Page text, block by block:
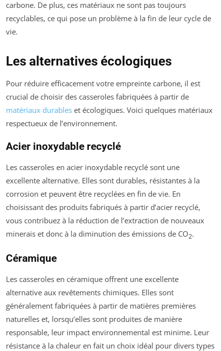
carbone. De plus, ces matériaux ne sont pas toujours
recyclables, ce qui pose un problème à la fin de leur cycle de
vie.
Les alternatives écologiques
Pour réduire efficacement votre empreinte carbone, il est
crucial de choisir des casseroles fabriquées à partir de
matériaux durables et écologiques. Voici quelques matériaux
respectueux de l’environnement.
Acier inoxydable recyclé
Les casseroles en acier inoxydable recyclé sont une
excellente alternative. Elles sont durables, résistantes à la
corrosion et peuvent être recyclées en fin de vie. En
choisissant des produits fabriqués à partir d’acier recyclé,
vous contribuez à la réduction de l’extraction de nouveaux
minerais et donc à la diminution des émissions de CO2.
Céramique
Les casseroles en céramique offrent une excellente
alternative aux revêtements chimiques. Elles sont
généralement fabriquées à partir de matières premières
naturelles et, lorsqu’elles sont produites de manière
responsable, leur impact environnemental est minime. Leur
résistance à la chaleur en fait un choix idéal pour divers types